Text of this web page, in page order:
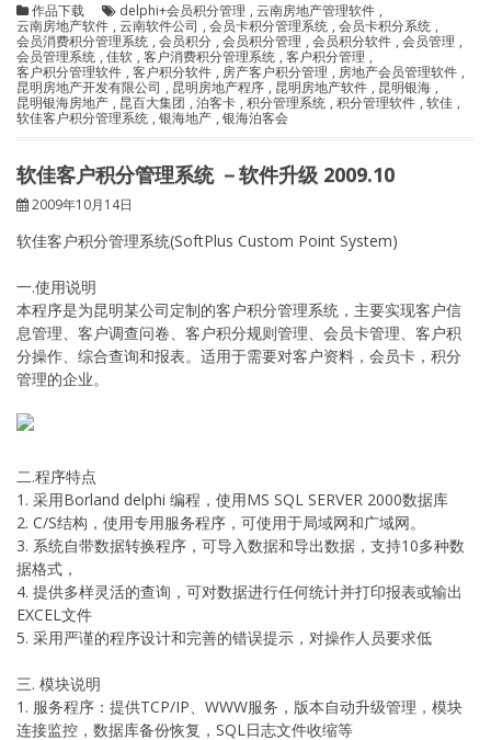
作品下载 delphi+会员积分管理 , 云南房地产管理软件 ,
云南房地产软件 , 云南软件公司 , 会员卡积分管理系统 , 会员卡积分系统 ,
会员消费积分管理系统 , 会员积分 , 会员积分管理 , 会员积分软件 , 会员管理 ,
会员管理系统 , 佳软 , 客户消费积分管理系统 , 客户积分管理 ,
客户积分管理软件 , 客户积分软件 , 房产客户积分管理 , 房地产会员管理软件 ,
昆明房地产开发有限公司 , 昆明房地产程序 , 昆明房地产软件 , 昆明银海 ,
昆明银海房地产 , 昆百大集团 , 泊客卡 , 积分管理系统 , 积分管理软件 , 软佳 ,
软佳客户积分管理系统 , 银海地产 , 银海泊客会
软佳客户积分管理系统 －软件升级 2009.10
2009年10月14日
软佳客户积分管理系统(SoftPlus Custom Point System)
一.使用说明
本程序是为昆明某公司定制的客户积分管理系统，主要实现客户信
息管理、客户调查问卷、客户积分规则管理、会员卡管理、客户积
分操作、综合查询和报表。适用于需要对客户资料，会员卡，积分
管理的企业。
二.程序特点
1. 采用Borland delphi 编程，使用MS SQL SERVER 2000数据库
2. C/S结构，使用专用服务程序，可使用于局域网和广域网。
3. 系统自带数据转换程序，可导入数据和导出数据，支持10多种数
据格式，
4. 提供多样灵活的查询，可对数据进行任何统计并打印报表或输出
EXCEL文件
5. 采用严谨的程序设计和完善的错误提示，对操作人员要求低
三. 模块说明
1. 服务程序：提供TCP/IP、WWW服务，版本自动升级管理，模块
连接监控，数据库备份恢复，SQL日志文件收缩等